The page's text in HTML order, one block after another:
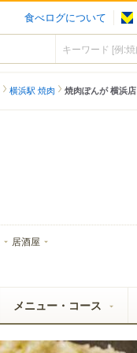
食べログについて
横浜駅 焼肉 焼肉ぽんが 横浜店
居酒屋
メニュー・コース